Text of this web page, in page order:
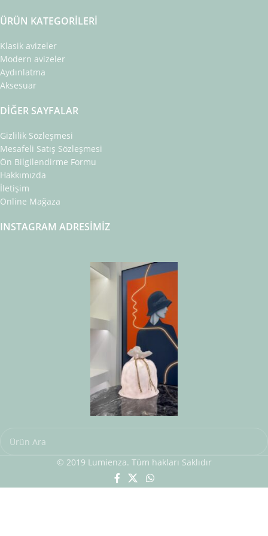
ÜRÜN KATEGORILERI
Klasik avizeler
Modern avizeler
Aydınlatma
Aksesuar
DIĞER SAYFALAR
Gizlilik Sözleşmesi
Mesafeli Satış Sözleşmesi
Ön Bilgilendirme Formu
Hakkımızda
İletişim
Online Mağaza
INSTAGRAM ADRESIMIZ
© 2019 Lumienza. Tüm hakları Saklıdır